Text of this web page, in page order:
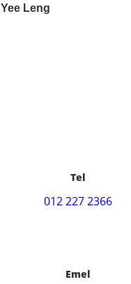
Yee Leng
Tel
012 227 2366
Emel